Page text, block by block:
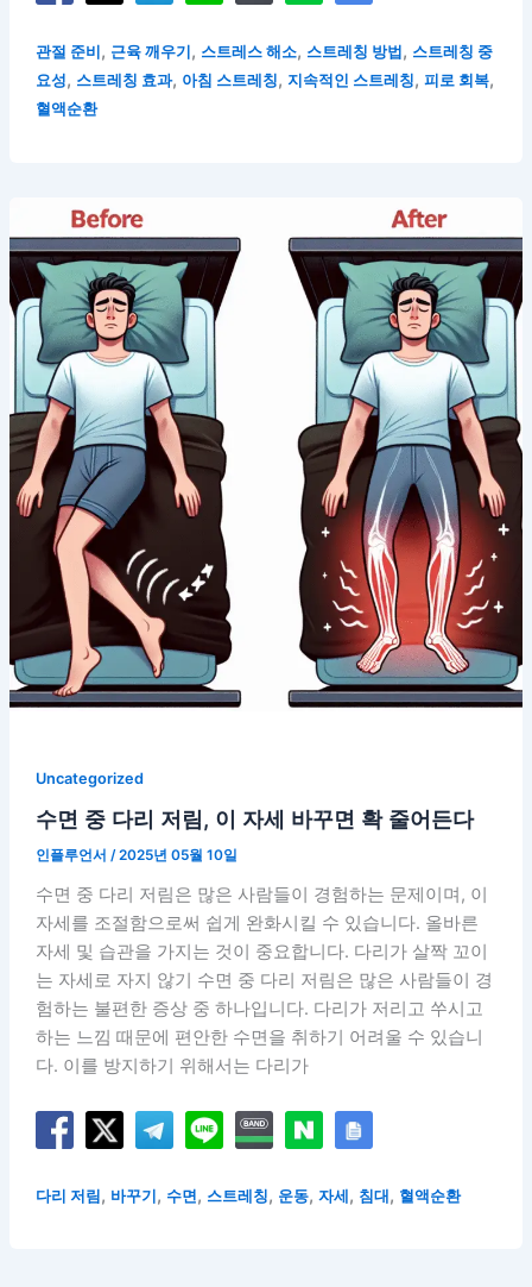
관절 준비 , 근육 깨우기 , 스트레스 해소, 스트레칭 방법 , 스트레칭 중
요성, 스트레칭 효과, 아침 스트레칭, 지속적인 스트레칭, 피로 회복,
혈액순환
Uncategorized
수면 중 다리 저림, 이 자세 바꾸면 확 줄어든다
인플루언서 /2025년 05월 10일
수면 중 다리 저림은 많은 사람들이 경험하는 문제이며, 이
자세를 조절함으로써 쉽게 완화시킬 수 있습니다. 올바른
자세 및 습관을 가지는 것이 중요합니다. 다리가 살짝 꼬이
는 자세로 자지 않기 수면 중 다리 저림은 많은 사람들이 경
험하는 불편한 증상 중 하나입니다. 다리가 저리고 쑤시고
하는 느낌 때문에 편안한 수면을 취하기 어려울 수 있습니
다. 이를 방지하기 위해서는 다리가
다리 저림 , 바꾸기 , 수면 , 스트레칭, 운동, 자세 , 침대 , 혈액순환